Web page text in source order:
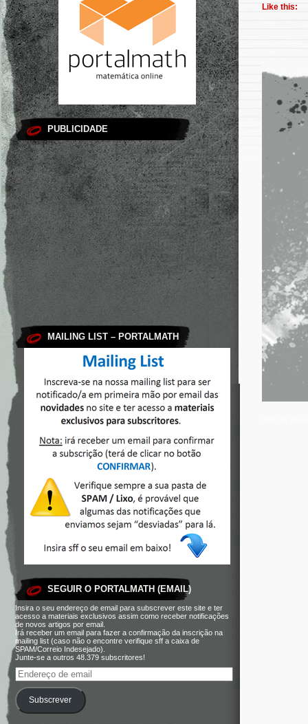
PUBLICIDADE
MAILING LIST – PORTALMATH
SEGUIR O PORTALMATH (EMAIL)
Insira o seu endereço de email para subscrever este site e ter
acesso a materiais exclusivos assim como receber notificações
de novos artigos por email.
Irá receber um email para fazer a confirmação da inscrição na
mailing list (caso não o encontre verifique sff a caixa de
SPAM/Correio Indesejado).
Junte-se a outros 48.379 subscritores!
Subscrever
Like this: